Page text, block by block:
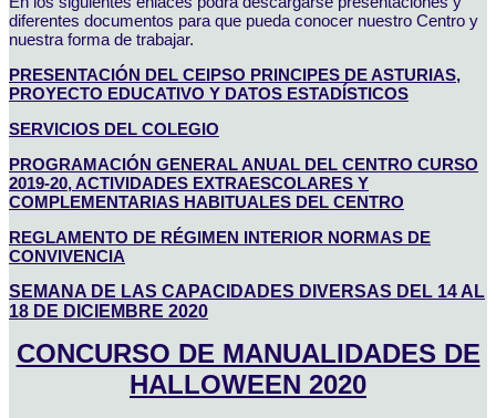
diferentes documentos para que pueda conocer nuestro Centro y
nuestra forma de trabajar.
PRESENTACIÓN DEL CEIPSO PRINCIPES DE ASTURIAS,
PROYECTO EDUCATIVO Y DATOS ESTADÍSTICOS
SERVICIOS DEL COLEGIO
PROGRAMACIÓN GENERAL ANUAL DEL CENTRO CURSO
2019-20, ACTIVIDADES EXTRAESCOLARES Y
COMPLEMENTARIAS HABITUALES DEL CENTRO
REGLAMENTO DE RÉGIMEN INTERIOR NORMAS DE
CONVIVENCIA
SEMANA DE LAS CAPACIDADES DIVERSAS DEL 14 AL
18 DE DICIEMBRE 2020
CONCURSO DE MANUALIDADES DE
HALLOWEEN 2020